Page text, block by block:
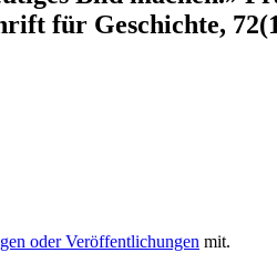
für Geschichte,
oder Veröffentlichungen mit.